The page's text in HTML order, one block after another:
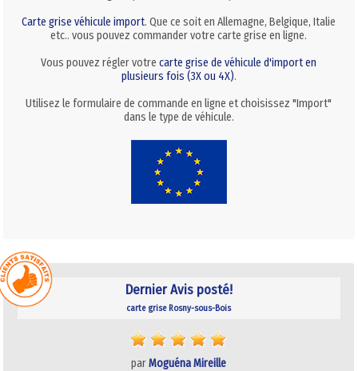
Carte grise véhicule import. Que ce soit en Allemagne, Belgique, Italie
etc.. vous pouvez commander votre carte grise en ligne.
Vous pouvez régler votrecarte grise de véhicule d'import en
plusieurs fois (3X ou 4X).
Utilisez le formulaire de commande en ligne et choisissez "Import"
dans le type de véhicule.
Dernier Avis posté!
carte grise Rosny-sous-Bois
parMoguéna Mireille